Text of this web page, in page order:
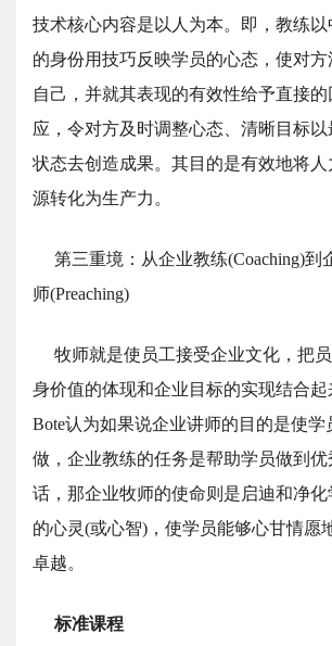
技术核心内容是以人为本。即，教练以
的身份用技巧反映学员的心态，使对方
自己，并就其表现的有效性给予直接的
应，令对方及时调整心态、清晰目标以
状态去创造成果。其目的是有效地将人
源转化为生产力。
第三重境：从企业教练(Coaching)到
师(Preaching)
牧师就是使员工接受企业文化，把
身价值的体现和企业目标的实现结合起
Bote认为如果说企业讲师的目的是使学
做，企业教练的任务是帮助学员做到优
话，那企业牧师的使命则是启迪和净化
的心灵(或心智)，使学员能够心甘情愿
卓越。
标准课程